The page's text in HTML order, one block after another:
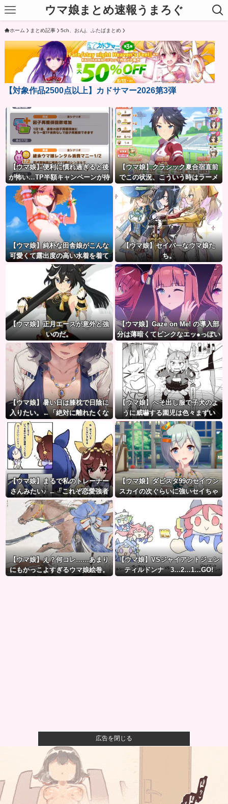
ウマ娘まとめ速報うまろぐ
ホーム まとめ記事 5ch、おんj、ふたばまとめ
【対象作品2500点以上】カドサマー2026第3弾
【ウマ娘】便利に慣れ過ぎると後
が怖い…TP半額キャンペーンが待
ち遠しいわね
【ウマ娘】クラシック夏合宿直前
でこの状況、こういう時はラーメ
ン食べてもいいのかな？
【ウマ娘】純朴な田舎娘がこんな
可愛くて露出度の高い水着を着て
るのがいいよね…
【ウマ娘】セイバーなウマ娘た
ち。
【ウマ娘】正月エースが意外と強
いのだ。
【ウマ娘】Gaze on Me! の導入部
分は薄暗くてピンクなエッ●っぽい
雰囲気だから何でも叡智に見える
よね。
【ウマ娘】暑い日は膝枕で日陰に
入りたい。←「絶対に離れたくな
い場所だな」
【ウマ娘】へそ出し服で子犬のよ
うに威嚇する園児は色々まずい
（ピスゴル）
【ウマ娘】まるで私のトレーナー
さんみたい♪ ←「これぞ恋愛強者
スペ一族…」
【ウマ娘】ダビスタ99のセイウン
スカイの次ぐらいに強いセイちゃ
【ウマ娘】え？何コレ……あまり
にもかっこよすぎるウマ娘絵巻。
【ウマ娘】VSジャイアントジェン
ティルドンナ 3…2…1…GO!
広告を閉じる